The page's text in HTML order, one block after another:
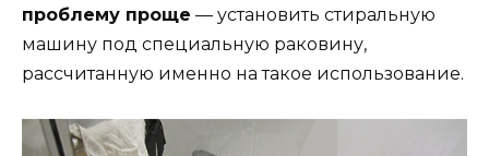
проблему проще — установить стиральную
машину под специальную раковину,
рассчитанную именно на такое использование.